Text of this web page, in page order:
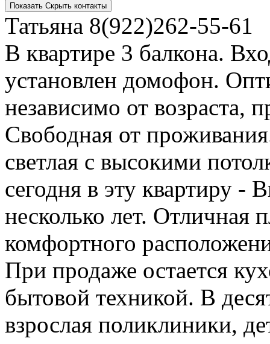
Показать Скрыть контакты
Татьяна 8(922)262-55-61
В квартире 3 балкона.
установлен домофон.
независимо от возраста,
Свободная от
светлая с высокими
сегодня в эту квартиру -
несколько лет. Отличная
комфортного
При продаже остается
бытовой техникой. В
взрослая поликлиники,